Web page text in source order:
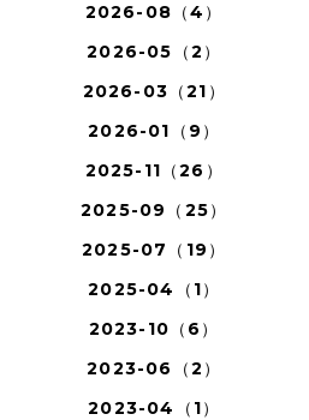
2026-08（4）
2026-05（2）
2026-03（21）
2026-01（9）
2025-11（26）
2025-09（25）
2025-07（19）
2025-04（1）
2023-10（6）
2023-06（2）
2023-04（1）